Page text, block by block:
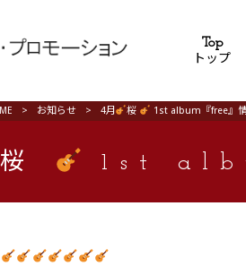
Top
トップ
> お知らせ > 4月 桜 1st album『free』
桜 1st